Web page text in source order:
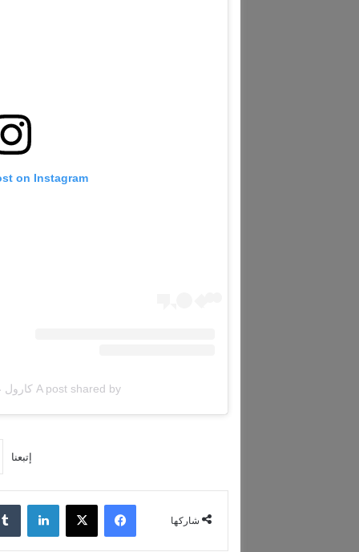
on Instagram
A post shared by كارول عطية (@carol.atieh)
إتبعنا
شاركها
فيسبوك ‫X لينكدإن